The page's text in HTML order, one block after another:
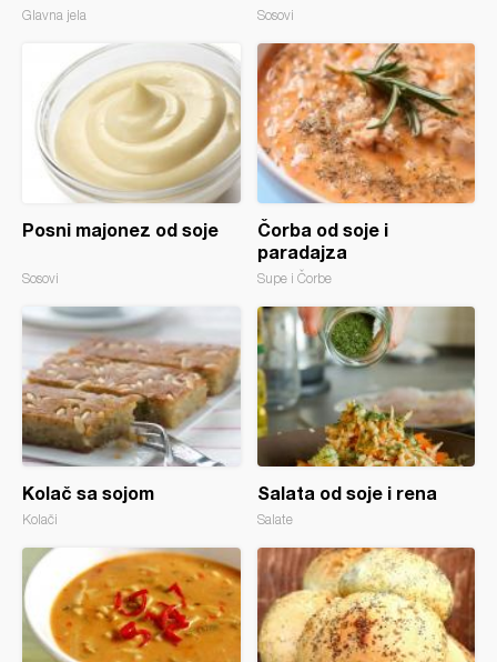
Glavna jela Sosovi
Posni majonez od soje
Sosovi
Čorba od soje i
paradajza
Supe i Čorbe
Kolač sa sojom
Kolači
Salata od soje i rena
Salate